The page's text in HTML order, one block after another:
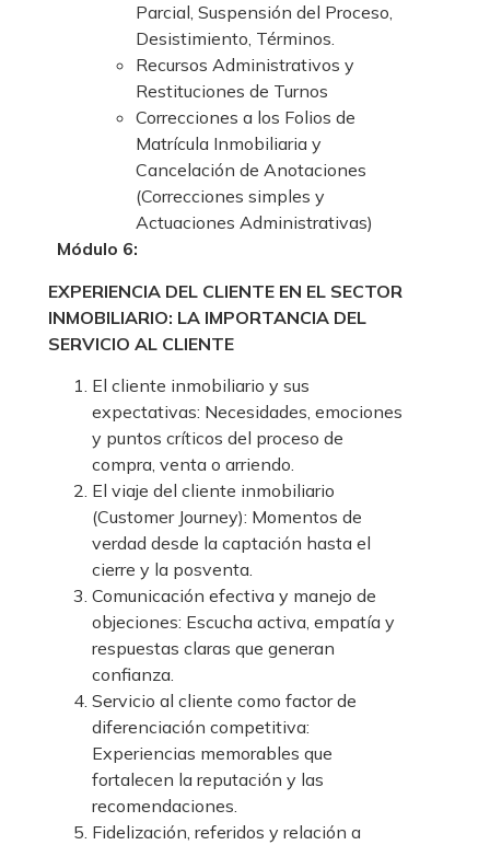
Parcial, Suspensión del Proceso,
Desistimiento, Términos.
Recursos Administrativos y
Restituciones de Turnos
Correcciones a los Folios de
Matrícula Inmobiliaria y
Cancelación de Anotaciones
(Correcciones simples y
Actuaciones Administrativas)
Módulo 6:
EXPERIENCIA DEL CLIENTE EN EL SECTOR
INMOBILIARIO: LA IMPORTANCIA DEL
SERVICIO AL CLIENTE
El cliente inmobiliario y sus
expectativas: Necesidades, emociones
y puntos críticos del proceso de
compra, venta o arriendo.
El viaje del cliente inmobiliario
(Customer Journey): Momentos de
verdad desde la captación hasta el
cierre y la posventa.
Comunicación efectiva y manejo de
objeciones: Escucha activa, empatía y
respuestas claras que generan
confianza.
Servicio al cliente como factor de
diferenciación competitiva:
Experiencias memorables que
fortalecen la reputación y las
recomendaciones.
Fidelización, referidos y relación a